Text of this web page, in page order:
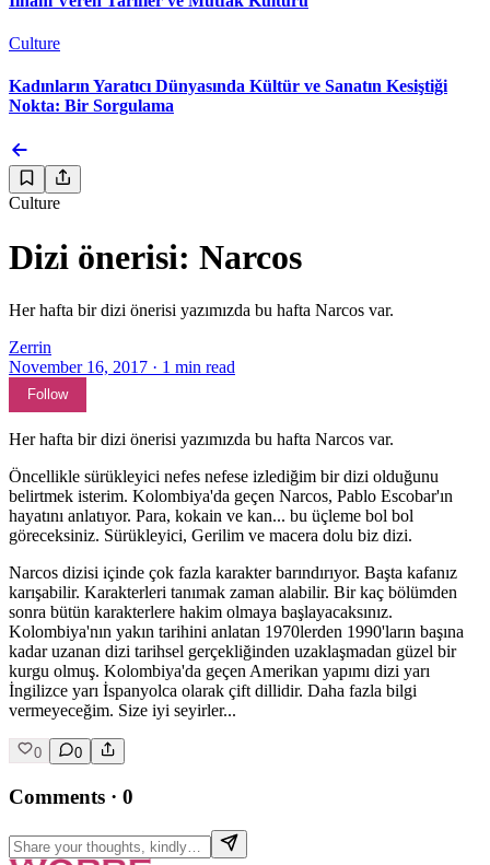
Culture
Kadınların Yaratıcı Dünyasında Kültür ve Sanatın Kesiştiği
Nokta: Bir Sorgulama
Culture
Dizi önerisi: Narcos
Her hafta bir dizi önerisi yazımızda bu hafta Narcos var.
Zerrin
November 16, 2017 · 1 min read
Follow
Her hafta bir dizi önerisi yazımızda bu hafta Narcos var.
Öncellikle sürükleyici nefes nefese izlediğim bir dizi olduğunu
belirtmek isterim. Kolombiya'da geçen Narcos, Pablo Escobar'ın
hayatını anlatıyor. Para, kokain ve kan... bu üçleme bol bol
göreceksiniz. Sürükleyici, Gerilim ve macera dolu biz dizi.
Narcos dizisi içinde çok fazla karakter barındırıyor. Başta kafanız
karışabilir. Karakterleri tanımak zaman alabilir. Bir kaç bölümden
sonra bütün karakterlere hakim olmaya başlayacaksınız.
Kolombiya'nın yakın tarihini anlatan 1970lerden 1990'ların başına
kadar uzanan dizi tarihsel gerçekliğinden uzaklaşmadan güzel bir
kurgu olmuş. Kolombiya'da geçen Amerikan yapımı dizi yarı
İngilizce yarı İspanyolca olarak çift dillidir. Daha fazla bilgi
vermeyeceğim. Size iyi seyirler...
0 0
Comments · 0